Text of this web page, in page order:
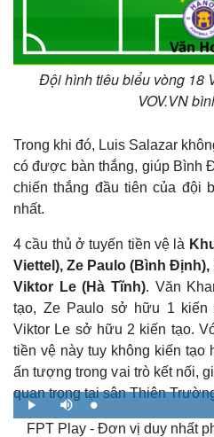
Kinh tế
Bất động sản
Khởi nghiệp
Đội hình tiêu biểu vòng 18
VOV.VN
Trong khi đó, Luis Salazar
có được bàn thắng, giúp Bình
chiến thắng đầu tiên của đội
nhất.
4 cầu thủ ở tuyến tiền vệ là
Viettel), Ze Paulo (Bình Định),
Viktor Le (Hà Tĩnh). Văn
tạo, Ze Paulo sở hữu 1 kiến
Viktor Le sở hữu 2 kiến tạo.
tiền vệ này tuy không kiến tạo
ấn tượng trong vai trò kết nối,
quan trọng tại sân Thiên
P
l
a
M
u
L
o
a
d
FPT Play - Đơn vị duy nhất